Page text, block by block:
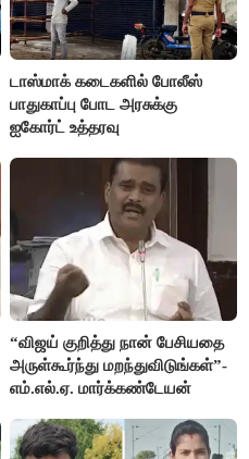
டாஸ்மாக் கடைகளில் போலீஸ்
பாதுகாப்பு போட அரசுக்கு
ஐகோர்ட் உத்தரவு
“விஜய் குறித்து நான் பேசியதை
அருள்கூர்ந்து மறந்துவிடுங்கள்”-
எம்.எல்.ஏ. மார்க்கண்டேயன்